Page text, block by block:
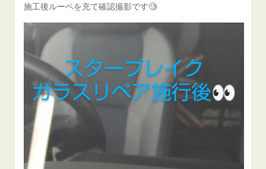
施工後ルーペを充て確認撮影です🧐